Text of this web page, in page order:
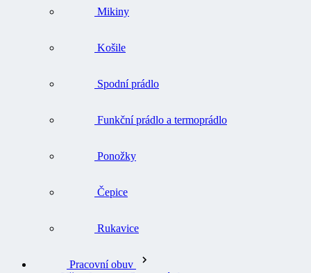
Mikiny
Košile
Spodní prádlo
Funkční prádlo a termoprádlo
Ponožky
Čepice
Rukavice
Pracovní obuv